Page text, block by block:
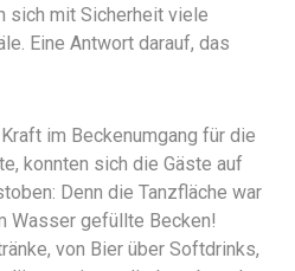
sich mit Sicherheit viele
Eine Antwort darauf, das
im Beckenumgang für die
konnten sich die Gäste auf
Denn die Tanzfläche war
Wasser gefüllte Becken!
von Bier über Softdrinks,